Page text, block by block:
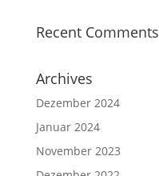
Recent Comments
Archives
Dezember 2024
Januar 2024
November 2023